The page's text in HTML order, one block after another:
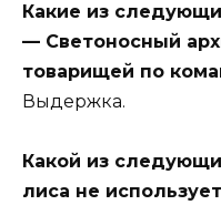
Какие из
— Светоносный
товарищей по
Выдержка.
Какой из
лиса не